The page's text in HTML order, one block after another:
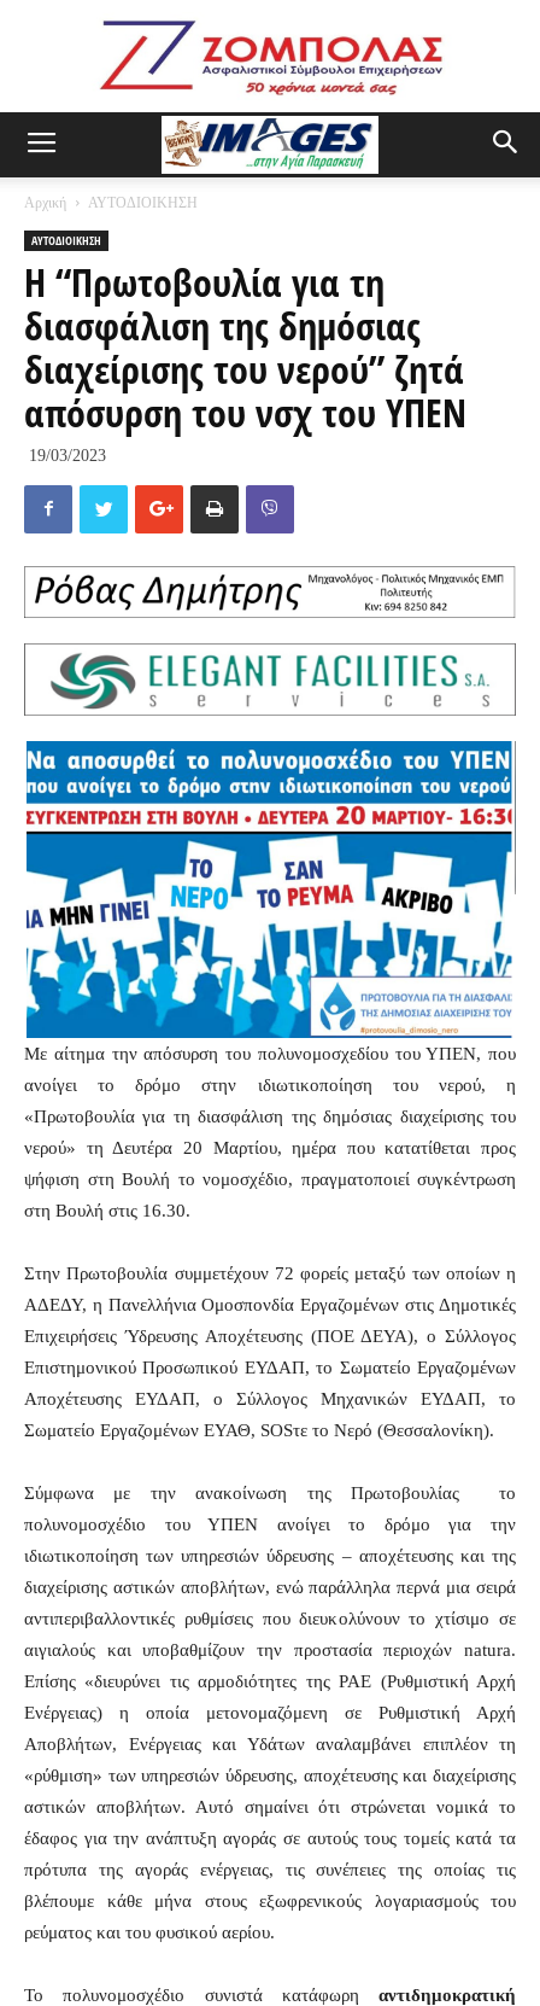
Αρχική ΑΥΤΟΔΙΟΙΚΗΣΗ
ΑΥΤΟΔΙΟΙΚΗΣΗ
Η “Πρωτοβουλία για τη
διασφάλιση της δημόσιας
διαχείρισης του νερού” ζητά
απόσυρση του νσχ του ΥΠΕΝ
19/03/2023
Με αίτημα την απόσυρση του πολυνομοσχεδίου του ΥΠΕΝ, που
ανοίγει το δρόμο στην ιδιωτικοποίηση του νερού, η
«Πρωτοβουλία για τη διασφάλιση της δημόσιας διαχείρισης του
νερού» τη Δευτέρα 20 Μαρτίου, ημέρα που κατατίθεται προς
ψήφιση στη Βουλή το νομοσχέδιο, πραγματοποιεί συγκέντρωση
στη Βουλή στις 16.30.
Στην Πρωτοβουλία συμμετέχουν 72 φορείς μεταξύ των οποίων η
ΑΔΕΔΥ, η Πανελλήνια Ομοσπονδία Εργαζομένων στις Δημοτικές
Επιχειρήσεις Ύδρευσης Αποχέτευσης (ΠΟΕ ΔΕΥΑ), ο Σύλλογος
Επιστημονικού Προσωπικού ΕΥΔΑΠ, το Σωματείο Εργαζομένων
Αποχέτευσης ΕΥΔΑΠ, ο Σύλλογος Μηχανικών ΕΥΔΑΠ, το
Σωματείο Εργαζομένων ΕΥΑΘ, SOSτε το Νερό (Θεσσαλονίκη).
Σύμφωνα με την ανακοίνωση της Πρωτοβουλίας το
πολυνομοσχέδιο του ΥΠΕΝ ανοίγει το δρόμο για την
ιδιωτικοποίηση των υπηρεσιών ύδρευσης – αποχέτευσης και της
διαχείρισης αστικών αποβλήτων, ενώ παράλληλα περνά μια σειρά
αντιπεριβαλλοντικές ρυθμίσεις που διευκολύνουν το χτίσιμο σε
αιγιαλούς και υποβαθμίζουν την προστασία περιοχών natura.
Επίσης «διευρύνει τις αρμοδιότητες της ΡΑΕ (Ρυθμιστική Αρχή
Ενέργειας) η οποία μετονομαζόμενη σε Ρυθμιστική Αρχή
Αποβλήτων, Ενέργειας και Υδάτων αναλαμβάνει επιπλέον τη
«ρύθμιση» των υπηρεσιών ύδρευσης, αποχέτευσης και διαχείρισης
αστικών αποβλήτων. Αυτό σημαίνει ότι στρώνεται νομικά το
έδαφος για την ανάπτυξη αγοράς σε αυτούς τους τομείς κατά τα
πρότυπα της αγοράς ενέργειας, τις συνέπειες της οποίας τις
βλέπουμε κάθε μήνα στους εξωφρενικούς λογαριασμούς του
ρεύματος και του φυσικού αερίου.
Το πολυνομοσχέδιο συνιστά κατάφωρη αντιδημοκρατική